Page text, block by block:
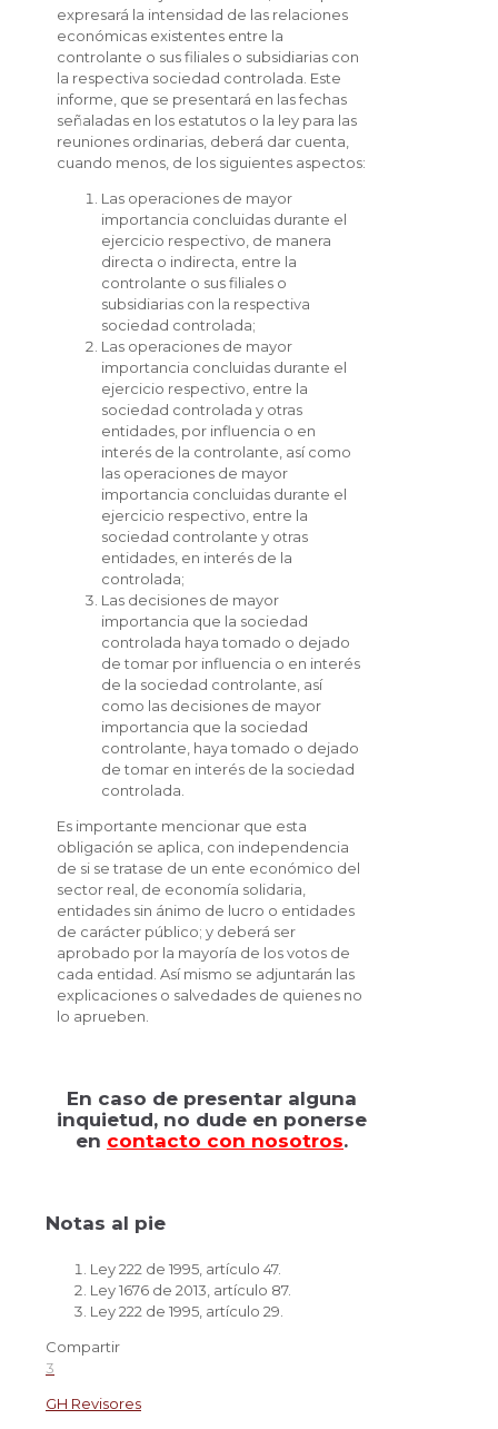
expresará la intensidad de las relaciones
económicas existentes entre la
controlante o sus filiales o subsidiarias con
la respectiva sociedad controlada. Este
informe, que se presentará en las fechas
señaladas en los estatutos o la ley para las
reuniones ordinarias, deberá dar cuenta,
cuando menos, de los siguientes aspectos:
Las operaciones de mayor
importancia concluidas durante el
ejercicio respectivo, de manera
directa o indirecta, entre la
controlante o sus filiales o
subsidiarias con la respectiva
sociedad controlada;
Las operaciones de mayor
importancia concluidas durante el
ejercicio respectivo, entre la
sociedad controlada y otras
entidades, por influencia o en
interés de la controlante, así como
las operaciones de mayor
importancia concluidas durante el
ejercicio respectivo, entre la
sociedad controlante y otras
entidades, en interés de la
controlada;
Las decisiones de mayor
importancia que la sociedad
controlada haya tomado o dejado
de tomar por influencia o en interés
de la sociedad controlante, así
como las decisiones de mayor
importancia que la sociedad
controlante, haya tomado o dejado
de tomar en interés de la sociedad
controlada.
Es importante mencionar que esta
obligación se aplica, con independencia
de si se tratase de un ente económico del
sector real, de economía solidaria,
entidades sin ánimo de lucro o entidades
de carácter público; y deberá ser
aprobado por la mayoría de los votos de
cada entidad. Así mismo se adjuntarán las
explicaciones o salvedades de quienes no
lo aprueben.
En caso de presentar alguna
inquietud, no dude en ponerse
en contacto con nosotros.
Notas al pie
Ley 222 de 1995, artículo 47.
Ley 1676 de 2013, artículo 87.
Ley 222 de 1995, artículo 29.
Compartir
3
GH Revisores